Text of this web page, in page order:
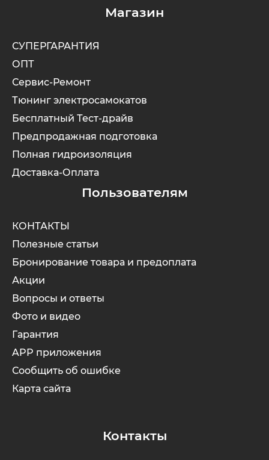
Магазин
СУПЕРГАРАНТИЯ
ОПТ
Сервис-Ремонт
Тюнинг электросамокатов
Бесплатный Тест-драйв
Предпродажная подготовка
Полная гидроизоляция
Доставка-Оплата
Пользователям
КОНТАКТЫ
Полезные статьи
Бронирование товара и предоплата
Акции
Вопросы и ответы
Фото и видео
Гарантия
APP приложения
Сообщить об ошибке
Карта сайта
Контакты